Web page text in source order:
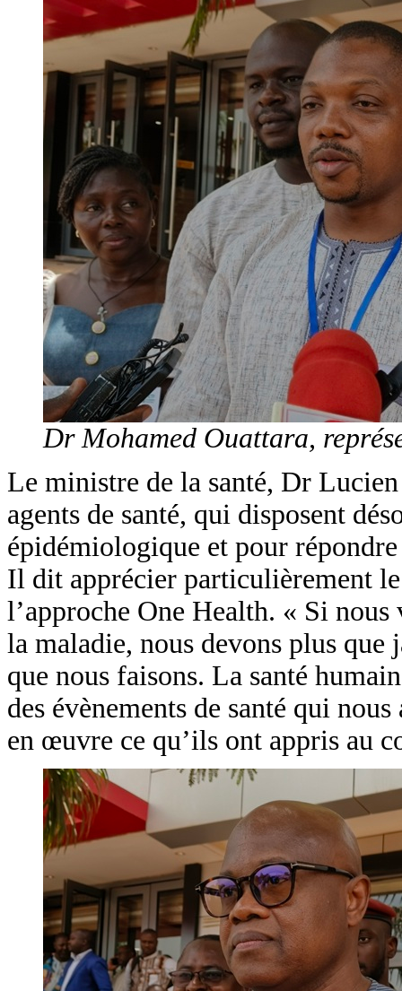
Dr Mohamed Ouattara,
Le ministre de la santé, Dr
agents de santé, qui disposent
épidémiologique et pour
Il dit apprécier particulièrement
l’approche One Health. « Si
la maladie, nous devons plus que
que nous faisons. La santé
des évènements de santé qui
en œuvre ce qu’ils ont appris au